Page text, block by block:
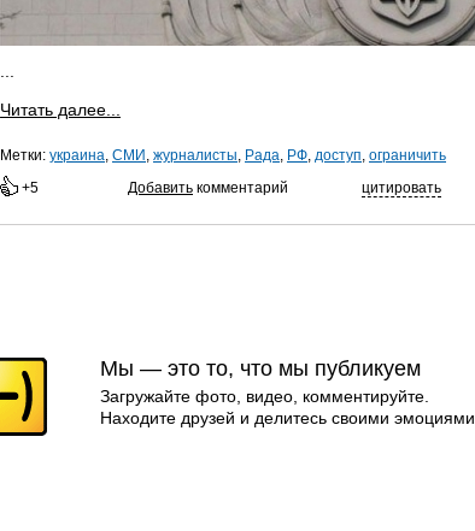
Читать далее...
Метки: украина, СМИ , журналисты, Рада, РФ, доступ, ограничить
+5
Добавить комментарий цитировать
Мы — это то, что мы публикуем
Загружайте фото, видео, комментируйте.
Находите друзей и делитесь своими эмоциями.